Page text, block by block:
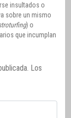
insultados o
sobre un mismo
) o
que incumplan
Los